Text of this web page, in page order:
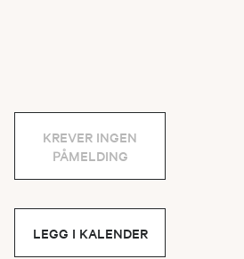
KREVER INGEN
PÅMELDING
LEGG I KALENDER